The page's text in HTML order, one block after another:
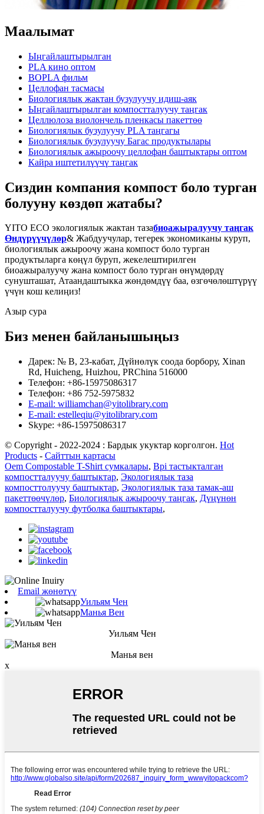
Маалымат
Ыңгайлаштырылган
PLA кино оптом
BOPLA фильм
Целлофан тасмасы
Биологиялык жактан бузулуучу идиш-аяк
Ыңгайлаштырылган компостталуучу таңгак
Целлюлоза виолончель пленкасы пакеттөө
Биологиялык бузулуучу PLA таңгагы
Биологиялык бузулуучу Багас продуктылары
Биологиялык ажыроочу целлофан баштыктары оптом
Кайра иштетилүүчү таңгак
Сиздин компания компост боло турган
болууну көздөп жатабы?
YITO ECO экологиялык жактан тазабиоажыралуучу таңгак
Өндүрүүчүлөр& Жабдуучулар, тегерек экономиканы куруп,
биологиялык ажыроочу жана компост боло турган
продуктыларга көңүл буруп, жекелештирилген
биоажыралуучу жана компост боло турган өнүмдөрдү
сунушташат, Атаандаштыкка жөндөмдүү баа, өзгөчөлөштүрүү
үчүн кош келиңиз!
Азыр сура
Биз менен байланышыңыз
Дарек: № B, 23-кабат, Дүйнөлүк соода борбору, Xinan
Rd, Huicheng, Huizhou, PRChina 516000
Телефон: +86-15975086317
Телефон: +86 752-5975832
E-mail: williamchan@yitolibrary.com
E-mail: estelleqiu@yitolibrary.com
Skype: +86-15975086317
© Copyright - 2022-2024 : Бардык укуктар корголгон. Hot
Products - Сайттын картасы
Oem Compostable T-Shirt сумкалары, Bpi тастыкталган
компостталуучу баштыктар, Экологиялык таза
компосттолуучу баштыктар, Экологиялык таза тамак-аш
пакеттөөчүлөр, Биологиялык ажыроочу таңгак, Дүңүнөн
компостталуучу футболка баштыктары,
Email жөнөтүү
Уильям Чен
Манья Вен
Уильям Чен
Манья вен
x